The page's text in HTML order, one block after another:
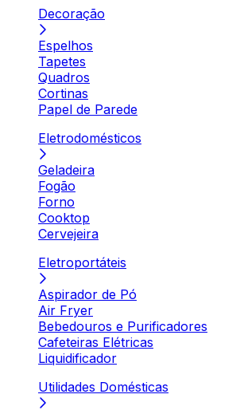
Decoração
Espelhos
Tapetes
Quadros
Cortinas
Papel de Parede
Eletrodomésticos
Geladeira
Fogão
Forno
Cooktop
Cervejeira
Eletroportáteis
Aspirador de Pó
Air Fryer
Bebedouros e Purificadores
Cafeteiras Elétricas
Liquidificador
Utilidades Domésticas